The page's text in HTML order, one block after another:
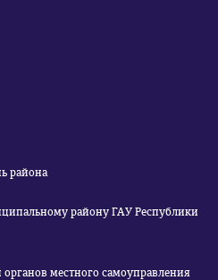
района
району ГАУ Республики
местного самоуправления